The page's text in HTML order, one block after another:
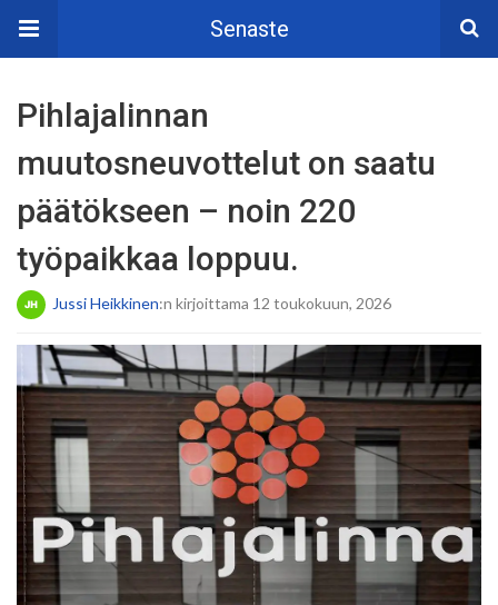
Senaste
Pihlajalinnan
muutosneuvottelut on saatu
päätökseen – noin 220
työpaikkaa loppuu.
Jussi Heikkinen:n kirjoittama 12 toukokuun, 2026